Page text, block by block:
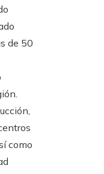
de 50
como